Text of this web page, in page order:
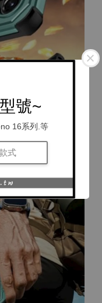
號~
16系列.等
式